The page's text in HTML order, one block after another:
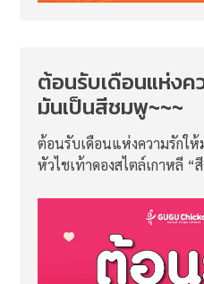
ต้อนรับเดือนแห่งค
มันเป็นสีชมพู~~~
ต้อนรับเดือนแห่งความรักใ
หัวไชเท้าดองสไตล์เกาหลี “